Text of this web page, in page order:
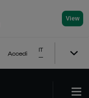
View
Accedi
IT